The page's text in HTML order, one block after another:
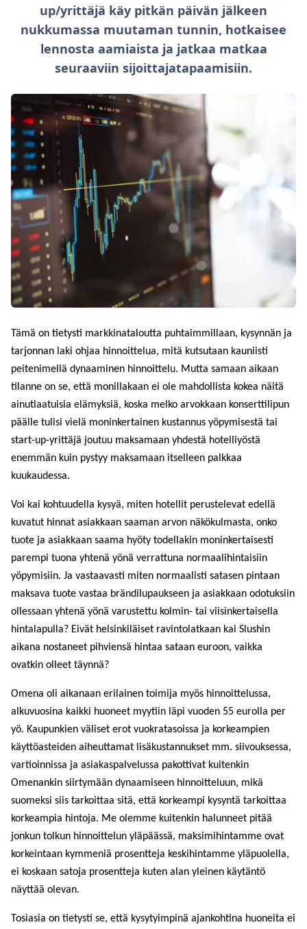
up/yrittäjä käy pitkän päivän jälkeen
nukkumassa muutaman tunnin, hotkaisee
lennosta aamiaista ja jatkaa matkaa
seuraaviin sijoittajatapaamisiin.
Tämä on tietysti markkinataloutta puhtaimmillaan, kysynnän ja
tarjonnan laki ohjaa hinnoittelua, mitä kutsutaan kauniisti
peitenimellä dynaaminen hinnoittelu. Mutta samaan aikaan
tilanne on se, että monillakaan ei ole mahdollista kokea näitä
ainutlaatuisia elämyksiä, koska melko arvokkaan konserttilipun
päälle tulisi vielä moninkertainen kustannus yöpymisestä tai
start-up-yrittäjä joutuu maksamaan yhdestä hotelliyöstä
enemmän kuin pystyy maksamaan itselleen palkkaa
kuukaudessa.
Voi kai kohtuudella kysyä, miten hotellit perustelevat edellä
kuvatut hinnat asiakkaan saaman arvon näkökulmasta, onko
tuote ja asiakkaan saama hyöty todellakin moninkertaisesti
parempi tuona yhtenä yönä verrattuna normaalihintaisiin
yöpymisiin. Ja vastaavasti miten normaalisti satasen pintaan
maksava tuote vastaa brändilupaukseen ja asiakkaan odotuksiin
ollessaan yhtenä yönä varustettu kolmin- tai viisinkertaisella
hintalapulla? Eivät helsinkiläiset ravintolatkaan kai Slushin
aikana nostaneet pihviensä hintaa sataan euroon, vaikka
ovatkin olleet täynnä?
Omena oli aikanaan erilainen toimija myös hinnoittelussa,
alkuvuosina kaikki huoneet myytiin läpi vuoden 55 eurolla per
yö. Kaupunkien väliset erot vuokratasoissa ja korkeampien
käyttöasteiden aiheuttamat lisäkustannukset mm. siivouksessa,
vartioinnissa ja asiakaspalvelussa pakottivat kuitenkin
Omenankin siirtymään dynaamiseen hinnoitteluun, mikä
suomeksi siis tarkoittaa sitä, että korkeampi kysyntä tarkoittaa
korkeampia hintoja. Me olemme kuitenkin halunneet pitää
jonkun tolkun hinnoittelun yläpäässä, maksimihintamme ovat
korkeintaan kymmeniä prosentteja keskihintamme yläpuolella,
ei koskaan satoja prosentteja kuten alan yleinen käytäntö
näyttää olevan.
Tosiasia on tietysti se, että kysytyimpinä ajankohtina huoneita ei